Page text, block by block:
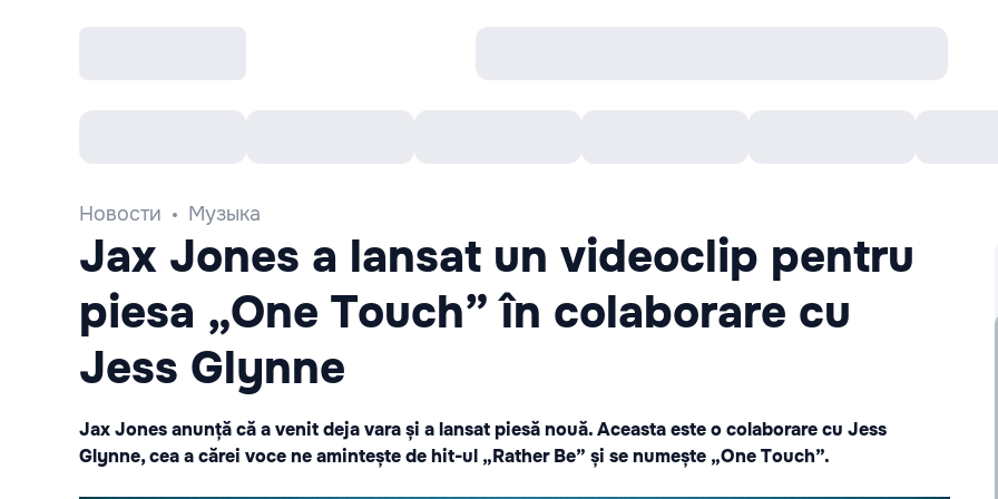
Новости Музыка
Jax Jones a lansat un videoclip pentru
piesa „One Touch” în colaborare cu
Jess Glynne
Jax Jones anunță că a venit deja vara și a lansat piesă nouă. Aceasta este o colaborare cu Jess
Glynne, cea a cărei voce ne amintește de hit-ul „Rather Be” și se numește „One Touch”.